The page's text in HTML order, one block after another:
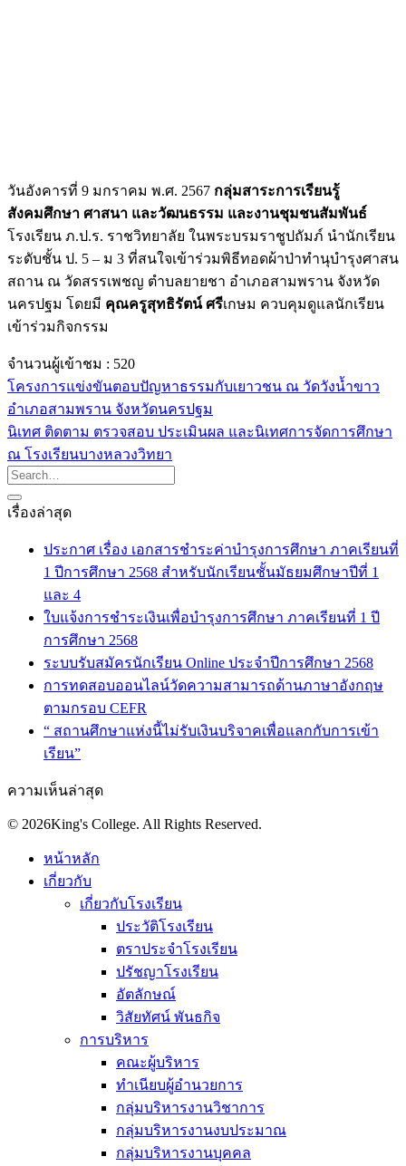
วันอังคารที่ 9 มกราคม พ.ศ. 2567 กลุ่มสาระการเรียนรู้
สังคมศึกษา ศาสนา และวัฒนธรรม และงานชุมชนสัมพันธ์
โรงเรียน ภ.ป.ร. ราชวิทยาลัย ในพระบรมราชูปถัมภ์ นำนักเรียน
ระดับชั้น ป. 5 – ม 3 ที่สนใจเข้าร่วมพิธีทอดผ้าป่าทำนุบำรุงศาสน
สถาน ณ วัดสรรเพชญ ตำบลยายชา อำเภอสามพราน จังหวัด
นครปฐม โดยมี คุณครูสุทธิรัตน์ ศรีเกษม ควบคุมดูแลนักเรียน
เข้าร่วมกิจกรรม
จำนวนผู้เข้าชม : 520
โครงการแข่งขันตอบปัญหาธรรมกับเยาวชน ณ วัดวังน้ำขาว
อำเภอสามพราน จังหวัดนครปฐม
นิเทศ ติดตาม ตรวจสอบ ประเมินผล และนิเทศการจัดการศึกษา
ณ โรงเรียนบางหลวงวิทยา
เรื่องล่าสุด
ประกาศ เรื่อง เอกสารชำระค่าบำรุงการศึกษา ภาคเรียนที่
1 ปีการศึกษา 2568 สำหรับนักเรียนชั้นมัธยมศึกษาปีที่ 1
และ 4
ใบแจ้งการชำระเงินเพื่อบำรุงการศึกษา ภาคเรียนที่ 1 ปี
การศึกษา 2568
ระบบรับสมัครนักเรียน Online ประจำปีการศึกษา 2568
การทดสอบออนไลน์วัดความสามารถด้านภาษาอังกฤษ
ตามกรอบ CEFR
“ สถานศึกษาแห่งนี้ไม่รับเงินบริจาคเพื่อแลกกับการเข้า
เรียน”
ความเห็นล่าสุด
© 2026King's College. All Rights Reserved.
หน้าหลัก
เกี่ยวกับ
เกี่ยวกับโรงเรียน
ประวัติโรงเรียน
ตราประจำโรงเรียน
ปรัชญาโรงเรียน
อัตลักษณ์
วิสัยทัศน์ พันธกิจ
การบริหาร
คณะผู้บริหาร
ทำเนียบผู้อำนวยการ
กลุ่มบริหารงานวิชาการ
กลุ่มบริหารงานงบประมาณ
กลุ่มบริหารงานบุคคล